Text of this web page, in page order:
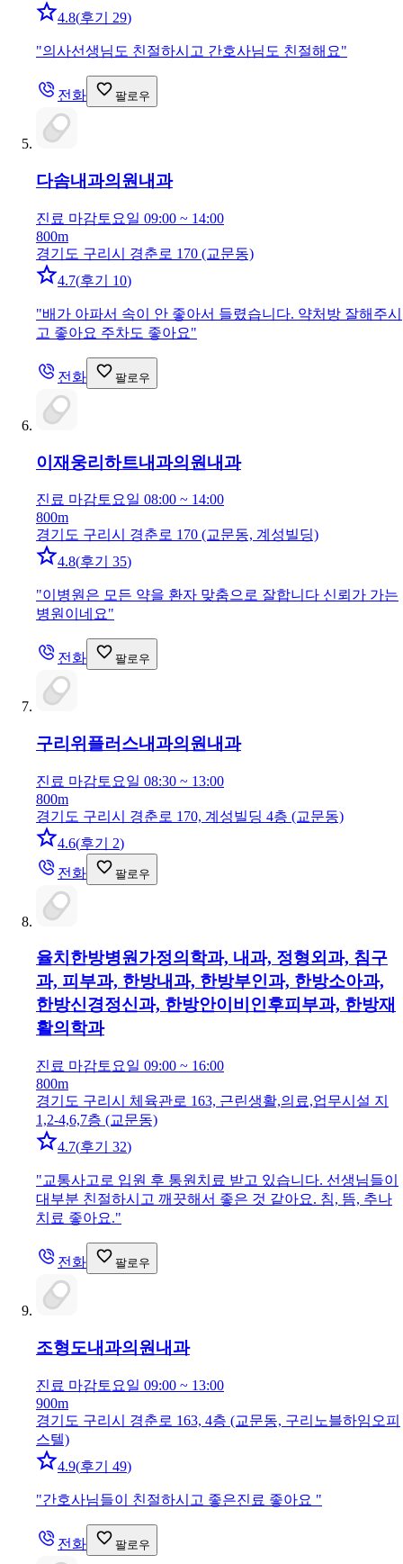
4.8(후기 29)
"의사선생님도 친절하시고 간호사님도 친절해요"
전화 팔로우
다솜내과의원 내과
진료 마감토요일 09:00 ~ 14:00
800m
경기도 구리시 경춘로 170 (교문동)
4.7(후기 10)
"배가 아파서 속이 안 좋아서 들렸습니다. 약처방 잘해주시
고 좋아요 주차도 좋아요"
전화 팔로우
이재웅리하트내과의원 내과
진료 마감토요일 08:00 ~ 14:00
800m
경기도 구리시 경춘로 170 (교문동, 계성빌딩)
4.8(후기 35)
"이병원은 모든 약을 환자 맞춤으로 잘합니다 신뢰가 가는
병원이네요"
전화 팔로우
구리위플러스내과의원 내과
진료 마감토요일 08:30 ~ 13:00
800m
경기도 구리시 경춘로 170, 계성빌딩 4층 (교문동)
4.6(후기 2)
전화
팔로우
율치한방병원가정의학과, 내과, 정형외과, 침구
과, 피부과, 한방내과, 한방부인과, 한방소아과,
한방신경정신과, 한방안이비인후피부과, 한방재
활의학과
진료 마감토요일 09:00 ~ 16:00
800m
경기도 구리시 체육관로 163, 근린생활,의료,업무시설 지
1,2-4,6,7층 (교문동)
4.7(후기 32)
"교통사고로 입원 후 통원치료 받고 있습니다. 선생님들이
대부분 친절하시고 깨끗해서 좋은 것 같아요. 침, 뜸, 추나
치료 좋아요."
전화 팔로우
조형도내과의원 내과
진료 마감토요일 09:00 ~ 13:00
900m
경기도 구리시 경춘로 163, 4층 (교문동, 구리노블하임오피
스텔)
4.9(후기 49)
"간호사님들이 친절하시고 좋은진료 좋아요 "
전화 팔로우